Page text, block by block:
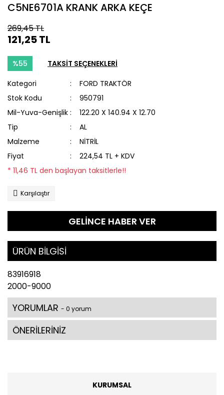
C5NE6701A KRANK ARKA KEÇE
269,45 TL
121,25 TL
%55 TAKSİT SEÇENEKLERİ
Kategori
FORD TRAKTÖR
Stok Kodu
950791
Mil-Yuva-Genişlik
122.20 X 140.94 X 12.70
Tip
AL
Malzeme
NİTRİL
Fiyat
224,54 TL + KDV
* 11,46 TL den başlayan taksitlerle!!
Karşılaştır
GELİNCE HABER VER
ÜRÜN BİLGİSİ
83916918
2000-9000
YORUMLAR - 0 yorum
ÖNERİLERİNİZ
KURUMSAL